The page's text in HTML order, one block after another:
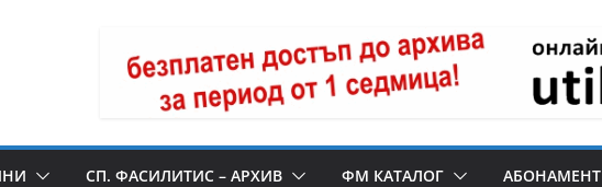
СП. ФАСИЛИТИС – АРХИВ ФМ КАТАЛОГ АБОНАМЕНТ